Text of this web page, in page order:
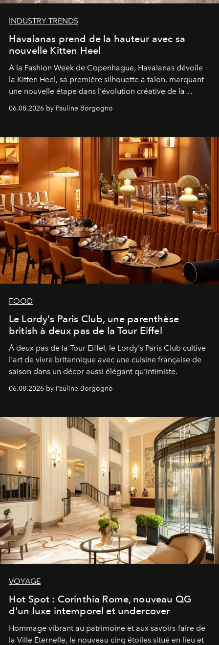
INDUSTRY TRENDS
Havaianas prend de la hauteur avec sa
nouvelle Kitten Heel
À la Fashion Week de Copenhague, Havaianas dévoile
la Kitten Heel, sa première silhouette à talon, marquant
une nouvelle étape dans l'évolution créative de la
06.08.2026 by Pauline Borgogno
FOOD
Le Lordy's Paris Club, une parenthèse
british à deux pas de la Tour Eiffel
À deux pas de la Tour Eiffel, le Lordy's Paris Club cultive
l'art de vivre britannique avec une cuisine française de
saison dans un décor aussi élégant qu'intimiste.
06.08.2026 by Pauline Borgogno
VOYAGE
Hot Spot : Corinthia Rome, nouveau QG
d'un luxe intemporel et undercover
Hommage vibrant au patrimoine et aux savoirs-faire de
la Ville Éternelle, le nouveau cinq étoiles situé en lieu et